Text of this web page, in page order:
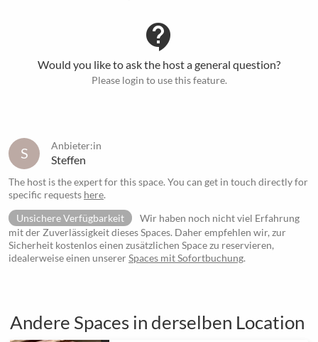
contact_support
Would you like to ask the host a general question?
Please login to use this feature.
S Anbieter:in
Steffen
The host is the expert for this space. You can get in touch directly for
specific requests here.
Unsichere Verfügbarkeit
Wir haben noch nicht viel Erfahrung
mit der Zuverlässigkeit dieses Spaces. Daher empfehlen wir, zur
Sicherheit kostenlos einen zusätzlichen Space zu reservieren,
idealerweise einen unsererSpaces mit Sofortbuchung.
Andere Spaces in derselben Location